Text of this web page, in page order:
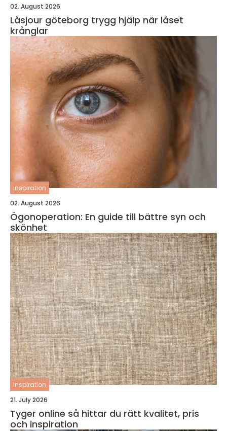
02. August 2026
Låsjour göteborg trygg hjälp när låset
krånglar
inspiration
02. August 2026
Ögonoperation: En guide till bättre syn och
skönhet
inspiration
21. July 2026
Tyger online så hittar du rätt kvalitet, pris
och inspiration